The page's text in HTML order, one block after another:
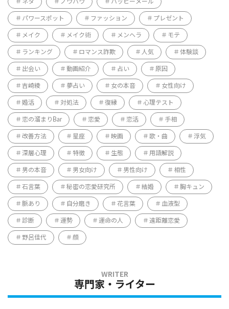
ネタ ノウハウ ハッピーメール
パワースポット ファッション プレゼント
メイク メイク術 メンヘラ モテ
ランキング ロマンス詐欺 人気 体験談
出会い 動画紹介 占い 原因
吉崎綾 夢占い 女の本音 女性向け
婚活 対処法 復縁 心理テスト
恋の溜まりBar 恋愛 恋活 手相
改善方法 星座 映画 歌・曲 浮気
深層心理 特徴 生態 用語解説
男の本音 男女向け 男性向け 相性
石言葉 秘密の恋愛研究所 結婚 胸キュン
脈あり 自分磨き 花言葉 血液型
診断 運勢 運命の人 遠距離恋愛
野呂佳代 顔
専門家・ライター